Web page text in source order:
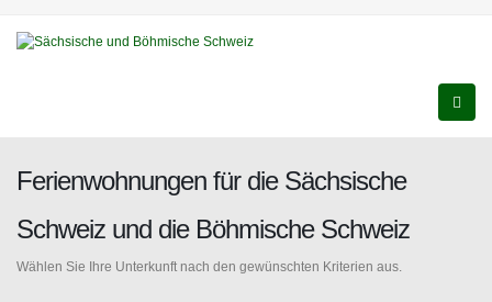
Ferienwohnungen für die Sächsische
Schweiz und die Böhmische Schweiz
Wählen Sie Ihre Unterkunft nach den gewünschten Kriterien aus.